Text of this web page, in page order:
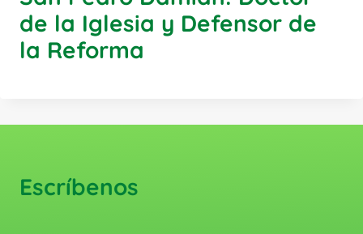
de la Iglesia y Defensor de
la Reforma
Escríbenos